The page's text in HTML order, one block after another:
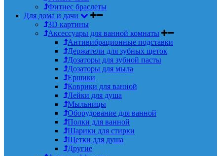
Фитнес браслеты
Для дома и дачи
3D картины
Аксессуары для ванной комнаты
Антивибрационные подставки
Держатели для зубных щеток
Дозаторы для зубной пасты
Дозаторы для мыла
Ершики
Коврики для ванной
Лейки для душа
Мыльницы
Оборудование для ванной
Полки для ванной
Шарики для стирки
Щетки для душа
Другие